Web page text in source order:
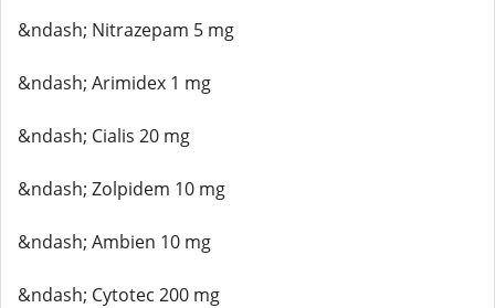
&ndash; Nitrazepam 5 mg
&ndash; Arimidex 1 mg
&ndash; Cialis 20 mg
&ndash; Zolpidem 10 mg
&ndash; Ambien 10 mg
&ndash; Cytotec 200 mg